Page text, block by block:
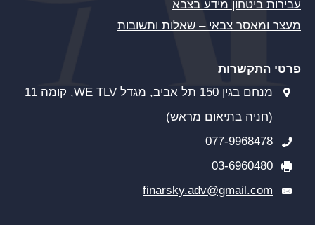
עבירות ביטחון מידע בצבא
מעצר ומאסר צבאי – שאלות ותשובות
פרטי התקשרות
מנחם בגין 150 תל אביב, מגדל WE TLV, קומה 11
(חניה בתיאום מראש)
077-9968478
03-6960480
finarsky.adv@gmail.com